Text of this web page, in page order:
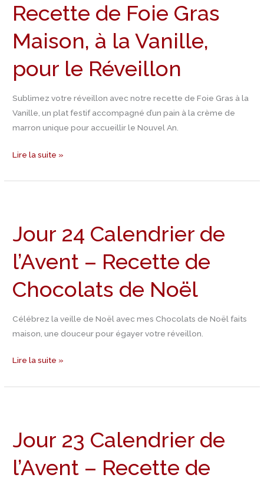
Recette de Foie Gras
Maison, à la Vanille,
pour le Réveillon
Sublimez votre réveillon avec notre recette de Foie Gras à la
Vanille, un plat festif accompagné d’un pain à la crème de
marron unique pour accueillir le Nouvel An.
Foie
Gras
Maison,
la
Vanille,
pour
le
Réveillon
Lire la suite »
Jour 24 Calendrier de
l’Avent – Recette de
Chocolats de Noël
Célébrez la veille de Noël avec mes Chocolats de Noël faits
maison, une douceur pour égayer votre réveillon.
Calendrier
de
l’Avent
Recette
Chocolats
de
Lire la suite »
Jour 23 Calendrier de
l’Avent – Recette de
Calendrier
de
l’Avent